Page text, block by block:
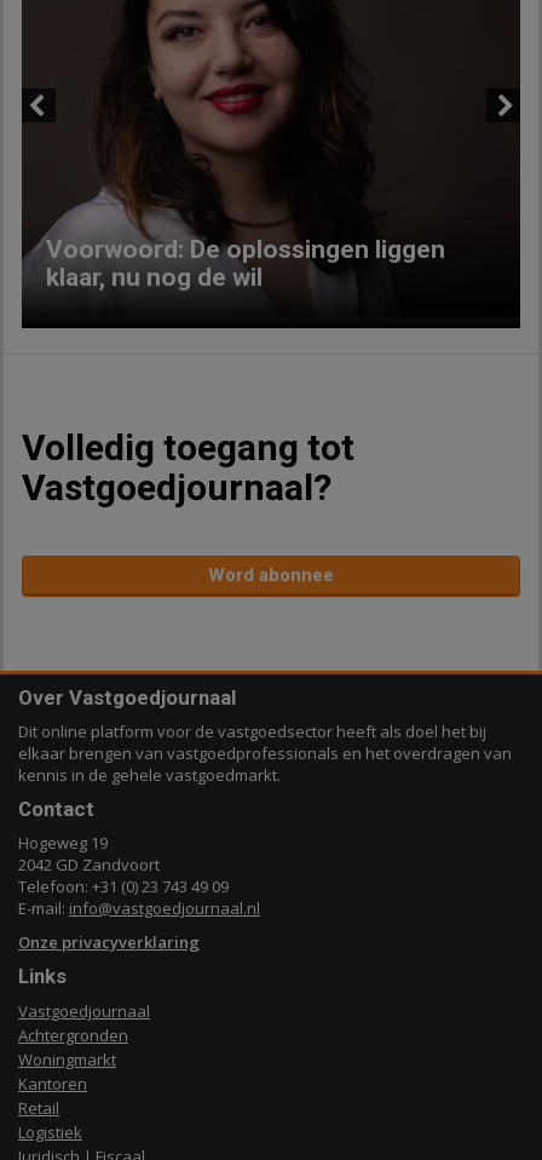
Voorwoord: De oplossingen liggen
klaar, nu nog de wil
Volledig toegang tot
Vastgoedjournaal?
Word abonnee
Over Vastgoedjournaal
Dit online platform voor de vastgoedsector heeft als doel het bij
elkaar brengen van vastgoedprofessionals en het overdragen van
kennis in de gehele vastgoedmarkt.
Contact
Hogeweg 19
2042 GD Zandvoort
Telefoon: +31 (0) 23 743 49 09
E-mail: info@vastgoedjournaal.nl
Onze privacyverklaring
Links
Vastgoedjournaal
Achtergronden
Woningmarkt
Kantoren
Retail
Logistiek